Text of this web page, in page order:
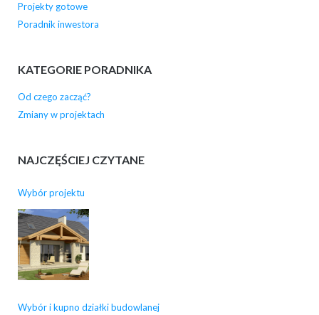
Projekty gotowe
Poradnik inwestora
KATEGORIE PORADNIKA
Od czego zacząć?
Zmiany w projektach
NAJCZĘŚCIEJ CZYTANE
Wybór projektu
Wybór i kupno działki budowlanej